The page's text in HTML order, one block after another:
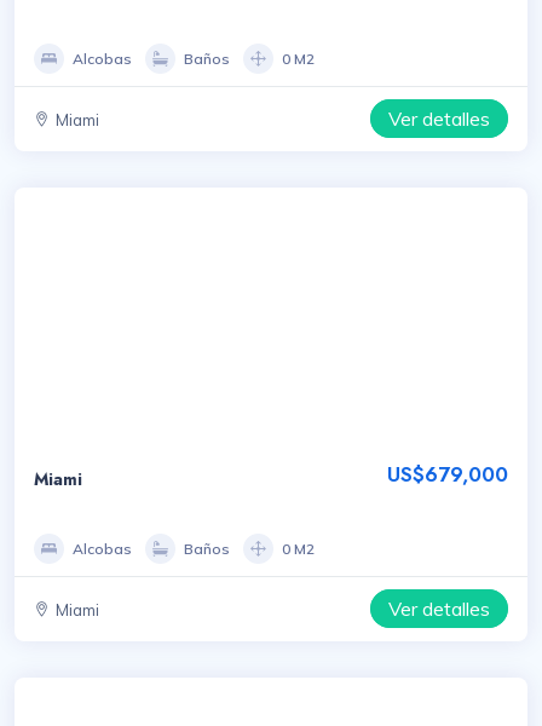
Alcobas Baños 0 M2
Miami Ver detalles
Miami US$679,000
Alcobas Baños 0 M2
Miami Ver detalles